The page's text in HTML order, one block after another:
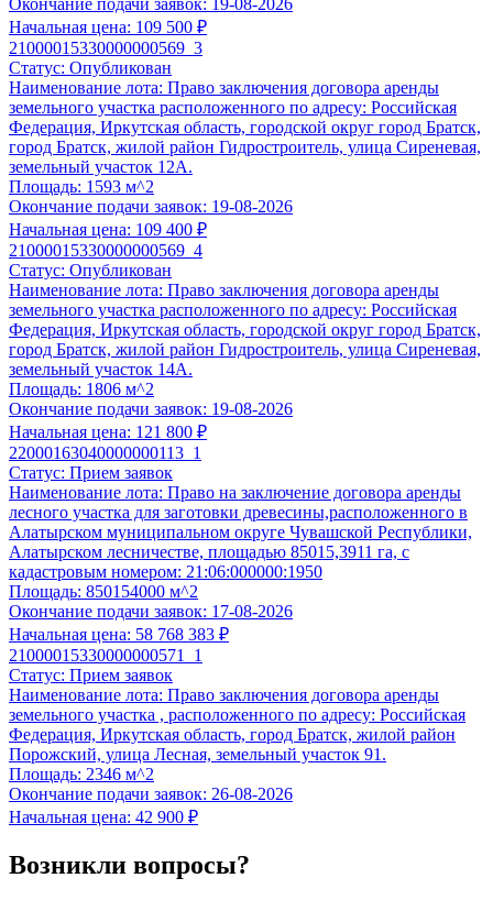
По 44-ФЗ, 178-ФЗ, 127-ФЗ, 229-ФЗ, коммерческая
15 900 ₽
Анализ документации по торгам по реализации
соответствии с ФЗ №178-ФЗ, 26-ПП, 570-ПП, 769-ПП и
Формирование списка документов, необходимых для
Подготовка заявки в течение6 часовпосле
Клиентом;
Проверка на соответствие представленных документов.
Выбрать услугу
Начальная цена: 109 500 ₽
21000015330000000569_3
Статус: Опубликован
Наименование лота: Право заключения договора аренды
земельного участка расположенного по адресу: Российская
Федерация, Иркутская область, городской округ город Братск,
город Братск, жилой район Гидростроитель, улица Сиреневая,
земельный участок 12А.
Площадь: 1593 м^2
Окончание подачи заявок: 19-08-2026
Начальная цена: 109 400 ₽
21000015330000000569_4
Статус: Опубликован
Наименование лота: Право заключения договора аренды
земельного участка расположенного по адресу: Российская
Федерация, Иркутская область, городской округ город Братск,
город Братск, жилой район Гидростроитель, улица Сиреневая,
земельный участок 14А.
Площадь: 1806 м^2
Окончание подачи заявок: 19-08-2026
Начальная цена: 121 800 ₽
22000163040000000113_1
Статус: Прием заявок
Наименование лота: Право на заключение договора аренды
лесного участка для заготовки древесины,расположенного в
Алатырском муниципальном округе Чувашской Республики,
Алатырском лесничестве, площадью 85015,3911 га, с
кадастровым номером: 21:06:000000:1950
Площадь: 850154000 м^2
Окончание подачи заявок: 17-08-2026
Начальная цена: 58 768 383 ₽
21000015330000000571_1
Статус: Прием заявок
Наименование лота: Право заключения договора аренды
земельного участка , расположенного по адресу: Российская
Федерация, Иркутская область, город Братск, жилой район
Порожский, улица Лесная, земельный участок 91.
Площадь: 2346 м^2
Окончание подачи заявок: 26-08-2026
Начальная цена: 42 900 ₽
Возникли вопросы?